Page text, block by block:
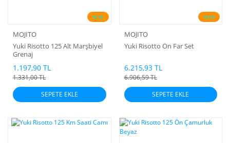
%10
MOJITO
Yuki Risotto 125 Alt Marşbiyel
Grenaj
1.197,90 TL
1.331,00 TL
SEPETE EKLE
%10
MOJITO
Yuki Risotto Ön Far Set
6.215,93 TL
6.906,59 TL
SEPETE EKLE